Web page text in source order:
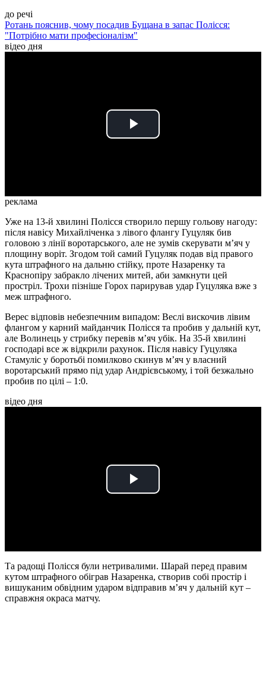
до речі
Ротань пояснив, чому посадив Бущана в запас Полісся:
"Потрібно мати професіоналізм"
відео дня
Play
реклама
Уже на 13-й хвилині Полісся створило першу гольову нагоду:
після навісу Михайліченка з лівого флангу Гуцуляк бив
головою з лінії воротарського, але не зумів скерувати м’яч у
площину воріт. Згодом той самий Гуцуляк подав від правого
кута штрафного на дальню стійку, проте Назаренку та
Краснопіру забракло лічених митей, аби замкнути цей
простріл. Трохи пізніше Горох парирував удар Гуцуляка вже з
меж штрафного.
Верес відповів небезпечним випадом: Веслі вискочив лівим
флангом у карний майданчик Полісся та пробив у дальній кут,
але Волинець у стрибку перевів м’яч убік. На 35-й хвилині
господарі все ж відкрили рахунок. Після навісу Гуцуляка
Стамуліс у боротьбі помилково скинув м’яч у власний
воротарський прямо під удар Андрієвському, і той безжально
пробив по цілі – 1:0.
відео дня
Play
Та радощі Полісся були нетривалими. Шарай перед правим
кутом штрафного обіграв Назаренка, створив собі простір і
вишуканим обвідним ударом відправив м’яч у дальній кут –
справжня окраса матчу.